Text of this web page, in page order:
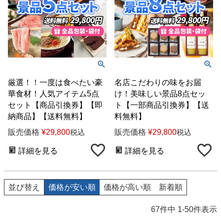
厳選！！一度は食べたい豪
華食材！人気アイテム5点
セット【商品引換券】【即
納商品】【送料無料】
販売価格 ¥29,800税込
詳細を見る
名店こだわりの味をお届
け！美味しい景品8点セッ
ト【一部商品引換券】【送
料無料】
販売価格 ¥29,800税込
詳細を見る
並び替え 価格が安い順 価格が高い順 新着順
67件中 1-50件表示